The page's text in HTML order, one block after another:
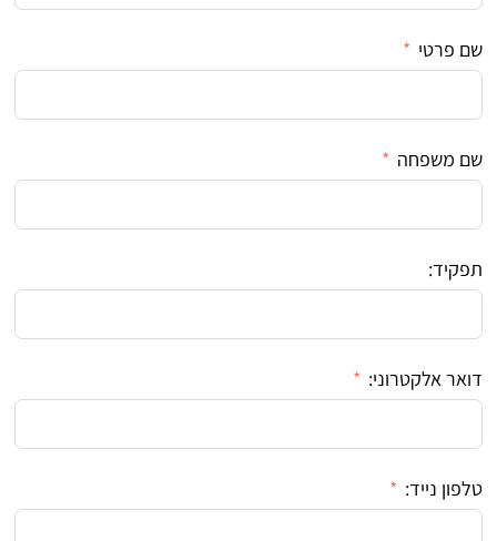
שם פרטי
שם משפחה
תפקיד:
דואר אלקטרוני:
טלפון נייד: